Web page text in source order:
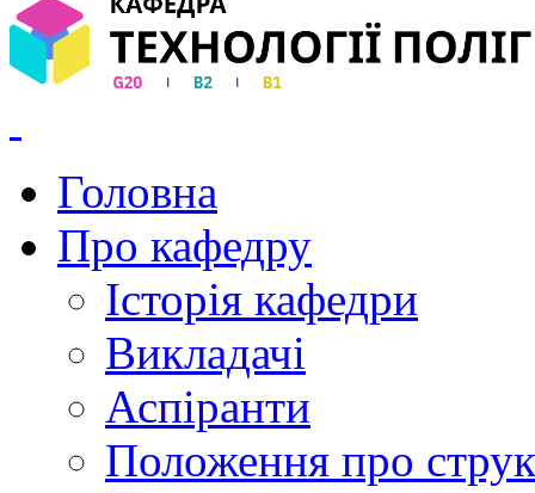
Головна
Про кафедру
Історія кафедри
Викладачі
Аспіранти
Положення про